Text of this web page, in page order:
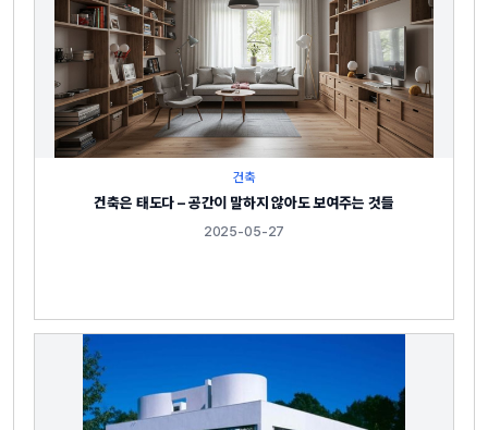
건축
건축은 태도다 – 공간이 말하지 않아도 보여주는 것들
2025-05-27